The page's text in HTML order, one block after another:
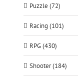
Puzzle (72)
Racing (101)
RPG (430)
Shooter (184)